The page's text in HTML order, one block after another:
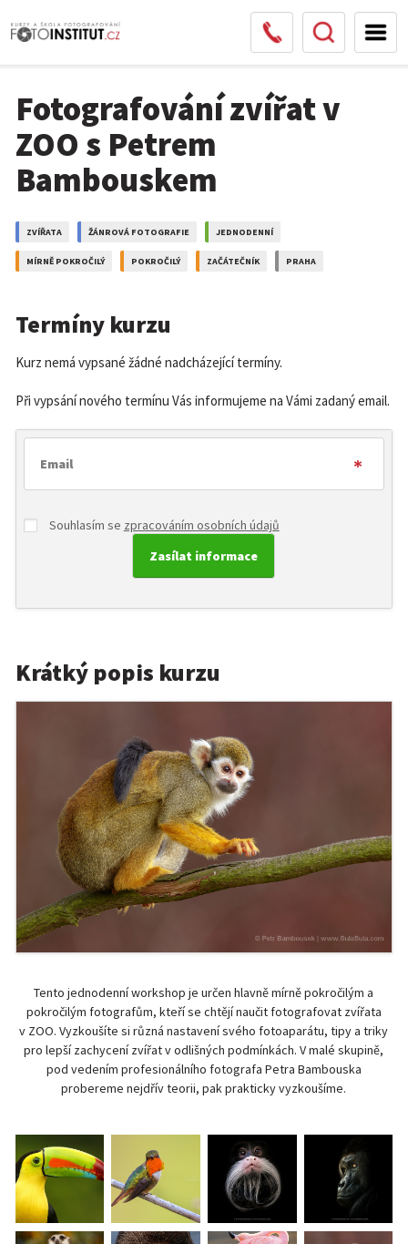
Fotografování zvířat v
ZOO s Petrem
Bambouskem
ZVÍŘATA ŽÁNROVÁ FOTOGRAFIE JEDNODENNÍ
MÍRNĚ POKROČILÝ POKROČILÝ ZAČÁTEČNÍK PRAHA
Termíny kurzu
Kurz nemá vypsané žádné nadcházející termíny.
Při vypsání nového termínu Vás informujeme na Vámi zadaný email.
Souhlasím se zpracováním osobních údajů
Krátký popis kurzu
Tento jednodenní workshop je určen hlavně mírně pokročilým a
pokročilým fotografům, kteří se chtějí naučit fotografovat zvířata
v ZOO. Vyzkoušíte si různá nastavení svého fotoaparátu, tipy a triky
pro lepší zachycení zvířat v odlišných podmínkách. V malé skupině,
pod vedením profesionálního fotografa Petra Bambouska
probereme nejdřív teorii, pak prakticky vyzkoušíme.